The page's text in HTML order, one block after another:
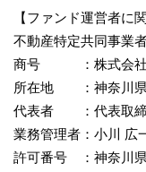
【ファンド運営者に
不動産特定共同事業
商号 ：株式会社
所在地 ：神奈川県
代表者 ：代表取
業務管理者：小川 広
許可番号 ：神奈川